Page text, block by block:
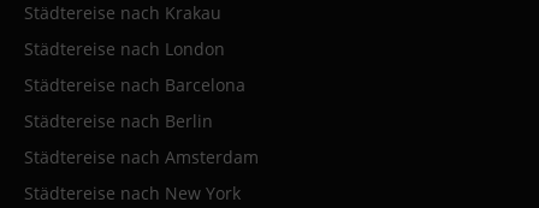
Städtereise nach Krakau
Städtereise nach London
Städtereise nach Barcelona
Städtereise nach Berlin
Städtereise nach Amsterdam
Städtereise nach New York